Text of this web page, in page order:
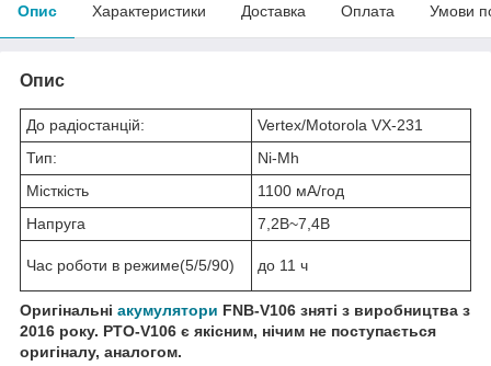
Опис Характеристики Доставка Оплата Умови
Опис
До радіостанцій:
Vertex/Motorola VX-231
Тип:
Ni-Mh
Місткість
1100 мА/год
Напруга
7,2В~7,4B
Час роботи в режиме(5/5/90) до 11 ч
Оригінальні акумулятори FNB-V106 зняті з виробництва з
2016 року. РТО-V106 є якісним, нічим не поступається
оригіналу, аналогом.